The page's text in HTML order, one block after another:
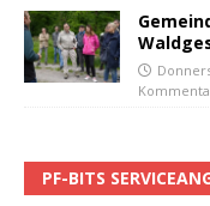
PF-BITS